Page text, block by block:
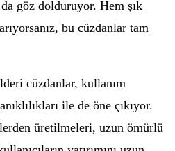
göz dolduruyor. Hem şık
bu cüzdanlar tam
cüzdanlar, kullanım
ile de öne çıkıyor.
üretilmeleri, uzun ömürlü